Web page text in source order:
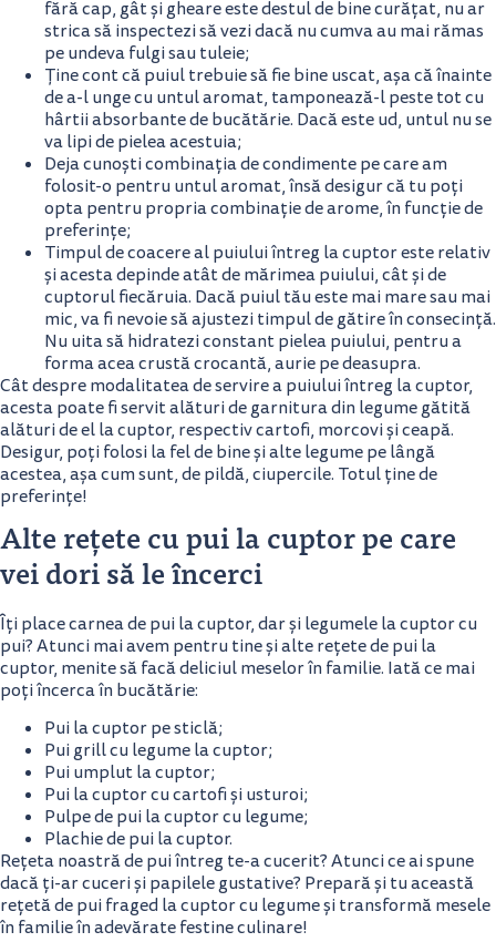
fără cap, gât și gheare este destul de bine curățat, nu ar
strica să inspectezi să vezi dacă nu cumva au mai rămas
pe undeva fulgi sau tuleie;
Ține cont că puiul trebuie să fie bine uscat, așa că înainte
de a-l unge cu untul aromat, tamponează-l peste tot cu
hârtii absorbante de bucătărie. Dacă este ud, untul nu se
va lipi de pielea acestuia;
Deja cunoști combinația de condimente pe care am
folosit-o pentru untul aromat, însă desigur că tu poți
opta pentru propria combinație de arome, în funcție de
preferințe;
Timpul de coacere al puiului întreg la cuptor este relativ
și acesta depinde atât de mărimea puiului, cât și de
cuptorul fiecăruia. Dacă puiul tău este mai mare sau mai
mic, va fi nevoie să ajustezi timpul de gătire în consecință.
Nu uita să hidratezi constant pielea puiului, pentru a
forma acea crustă crocantă, aurie pe deasupra.
Cât despre modalitatea de servire a puiului întreg la cuptor,
acesta poate fi servit alături de garnitura din legume gătită
alături de el la cuptor, respectiv cartofi, morcovi și ceapă.
Desigur, poți folosi la fel de bine și alte legume pe lângă
acestea, așa cum sunt, de pildă, ciupercile. Totul ține de
preferințe!
Alte rețete cu pui la cuptor pe care
vei dori să le încerci
Îți place carnea de pui la cuptor, dar și legumele la cuptor cu
pui? Atunci mai avem pentru tine și alte rețete de pui la
cuptor, menite să facă deliciul meselor în familie. Iată ce mai
poți încerca în bucătărie:
Pui la cuptor pe sticlă;
Pui grill cu legume la cuptor;
Pui umplut la cuptor;
Pui la cuptor cu cartofi și usturoi;
Pulpe de pui la cuptor cu legume;
Plachie de pui la cuptor.
Rețeta noastră de pui întreg te-a cucerit? Atunci ce ai spune
dacă ți-ar cuceri și papilele gustative? Prepară și tu această
rețetă de pui fraged la cuptor cu legume și transformă mesele
în familie în adevărate festine culinare!